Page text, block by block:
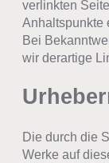
verlinkten
Anhaltspunkte
Bei
wir derartige
Die durch die
Werke auf